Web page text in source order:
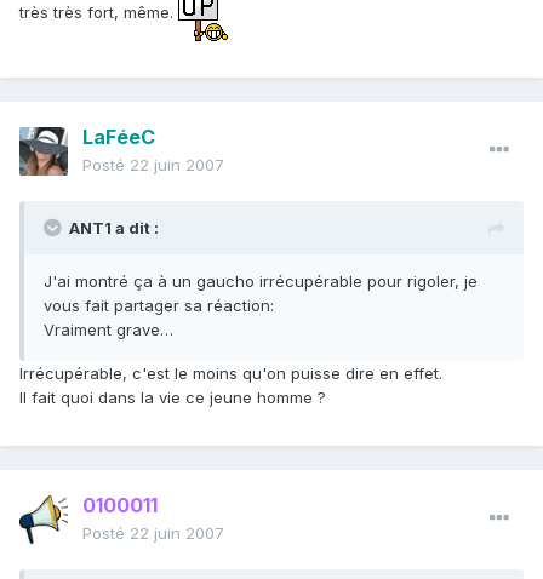
très très fort, même.
LaFéeC
Posté 22 juin 2007
ANT1 a dit :
J'ai montré ça à un gaucho irrécupérable pour rigoler, je
vous fait partager sa réaction:
Vraiment grave…
Irrécupérable, c'est le moins qu'on puisse dire en effet.
Il fait quoi dans la vie ce jeune homme ?
0100011
Posté 22 juin 2007